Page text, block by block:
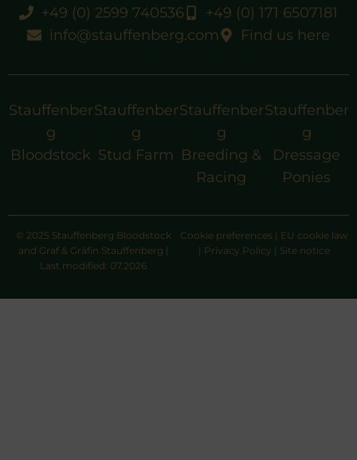
+49 (0) 2599 740536
+49 (0) 171 6507181
info@stauffenberg.com
Find us here
Stauffenber
g
Bloodstock
Stauffenber
g
Stud Farm
Stauffenber
g
Breeding &
Racing
Stauffenber
g
Dressage
Ponies
© 2025 Stauffenberg Bloodstock
and Graf & Gräfin Stauffenberg |
Last modified: 07.2026
Cookie preferences | EU cookie law
| Privacy Policy | Site notice